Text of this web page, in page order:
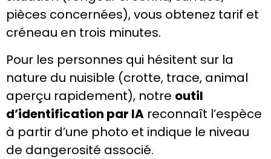
pièces concernées), vous obtenez tarif et
créneau en trois minutes.
Pour les personnes qui hésitent sur la
nature du nuisible (crotte, trace, animal
aperçu rapidement), notre outil
d’identification par IA reconnaît l’espèce
à partir d’une photo et indique le niveau
de dangerosité associé.